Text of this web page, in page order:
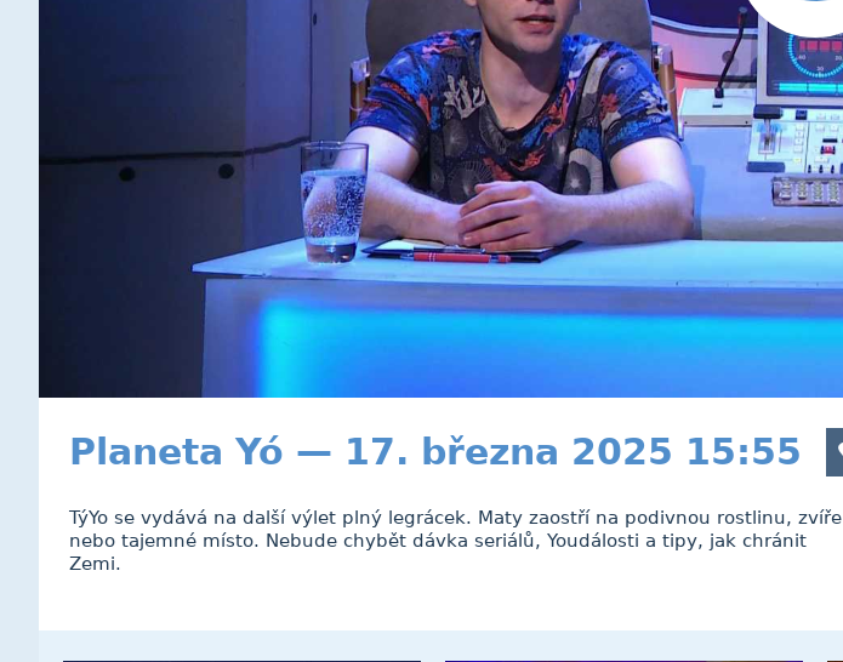
Planeta Yó — 17. března 2025 15:55
TýYo se vydává na další výlet plný legrácek. Maty zaostří na podivnou rostlinu, zvíře
nebo tajemné místo. Nebude chybět dávka seriálů, Youdálosti a tipy, jak chránit
Zemi.